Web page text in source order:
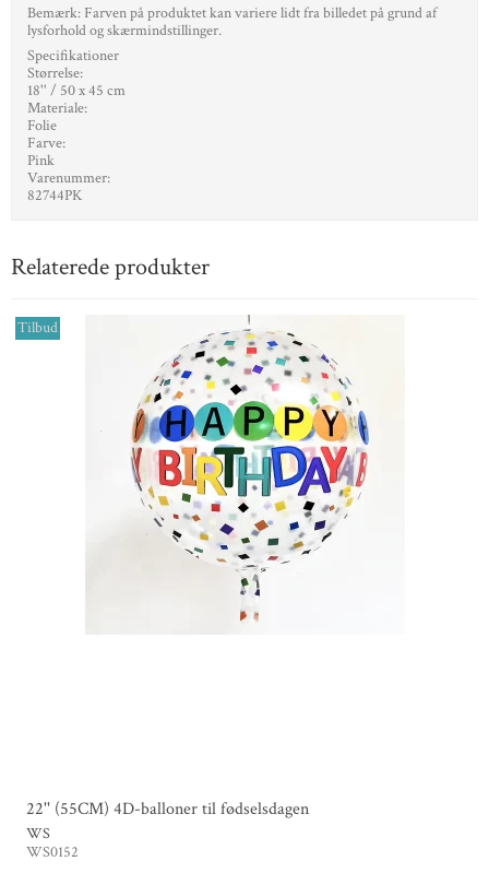
Bemærk: Farven på produktet kan variere lidt fra billedet på grund af
lysforhold og skærmindstillinger.
Specifikationer
Størrelse:
18'' / 50 x 45 cm
Materiale:
Folie
Farve:
Pink
Varenummer:
82744PK
Relaterede produkter
Tilbud
22'' (55CM) 4D-balloner til fødselsdagen
WS
WS0152